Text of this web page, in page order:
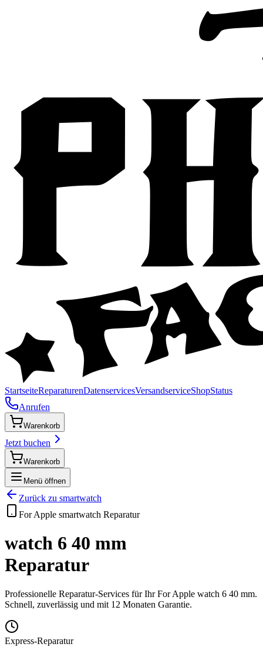
StartseiteReparaturenDatenservicesVersandserviceShopStatus
Anrufen
Warenkorb
Jetzt buchen
Warenkorb
Menü öffnen
Zurück zu smartwatch
For Apple smartwatch Reparatur
watch 6 40 mm
Reparatur
Professionelle Reparatur-Services für IhrFor Apple watch 6 40 mm.
Schnell, zuverlässig und mit 12 Monaten Garantie.
Express-Reparatur